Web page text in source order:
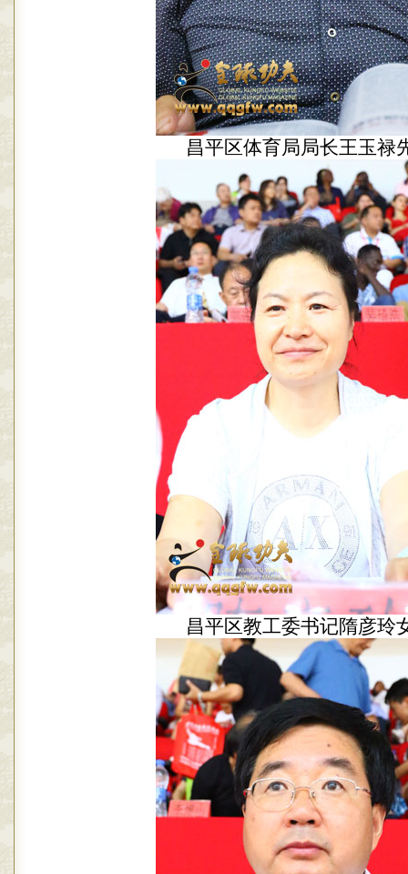
昌平区体育局局长王玉禄
昌平区教工委书记隋彦玲